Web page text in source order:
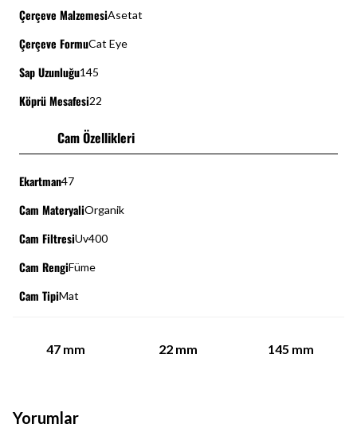
Çerçeve MalzemesiAsetat
Çerçeve FormuCat Eye
Sap Uzunluğu145
Köprü Mesafesi22
Cam Özellikleri
Ekartman47
Cam MateryaliOrganik
Cam FiltresiUv400
Cam RengiFüme
Cam TipiMat
47 mm 22 mm 145 mm
Yorumlar